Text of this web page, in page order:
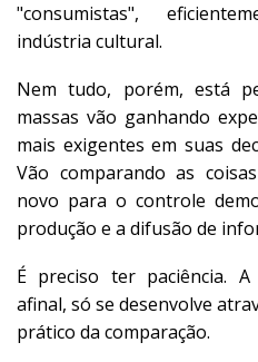
"consumistas",
indústria cultural.
Nem tudo, porém, está
massas vão ganhando
mais exigentes em suas
Vão comparando as
novo para o controle
produção e a difusão de
É preciso ter paciência. A
afinal, só se desenvolve
prático da comparação.